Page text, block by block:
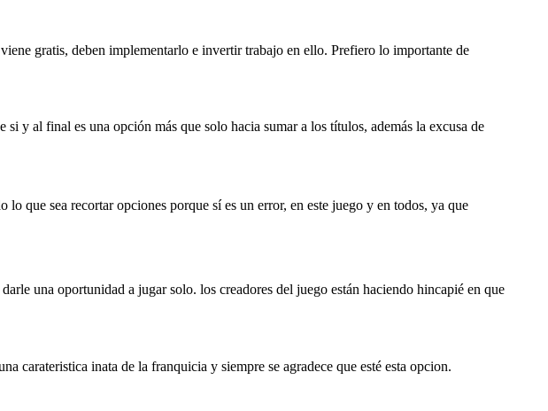
gratis, deben implementarlo e invertir trabajo en ello. Prefiero lo importante de
y al final es una opción más que solo hacia sumar a los títulos, además la excusa de
que sea recortar opciones porque sí es un error, en este juego y en todos, ya que
una oportunidad a jugar solo. los creadores del juego están haciendo hincapié en que
carateristica inata de la franquicia y siempre se agradece que esté esta opcion.